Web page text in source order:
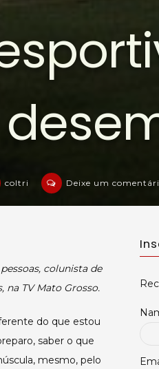
coltri Deixe um
colunista de
na TV Mato Grosso.
do que estou
saber o que
mesmo, pelo